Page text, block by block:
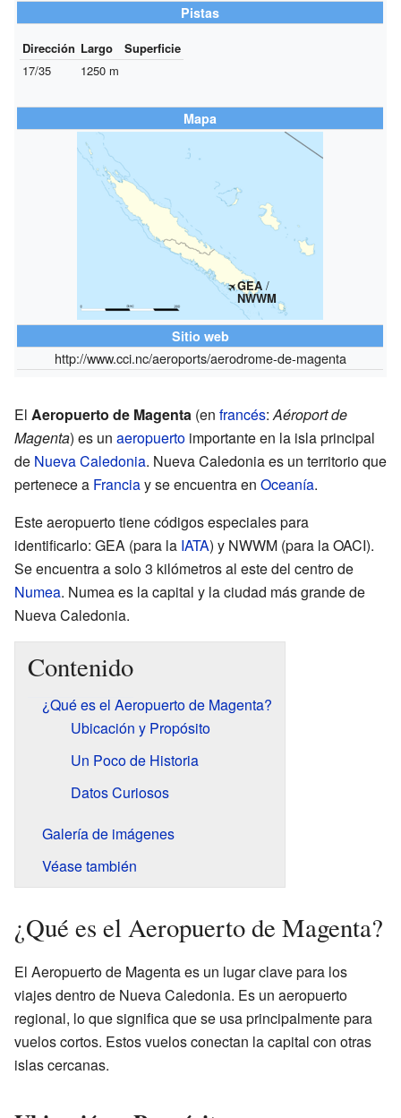
Pistas
Dirección Largo
Superficie
17/35
1250 m
Mapa
GEA/
NWWM
Sitio web
http://www.cci.nc/aeroports/aerodrome-de-magenta
El Aeropuerto de Magenta (en francés:Aéroport de
Magenta) es un aeropuerto importante en la isla principal
de Nueva Caledonia. Nueva Caledonia es un territorio que
pertenece a Franciay se encuentra en Oceanía.
Este aeropuerto tiene códigos especiales para
identificarlo: GEA (para la IATA) y NWWM (para la OACI).
Se encuentra a solo 3 kilómetros al este del centro de
Numea. Numea es la capital y la ciudad más grande de
Nueva Caledonia.
Contenido
¿Qué es el Aeropuerto de Magenta?
Ubicación y Propósito
Un Poco de Historia
Datos Curiosos
Galería de imágenes
Véase también
¿Qué es el Aeropuerto de Magenta?
El Aeropuerto de Magenta es un lugar clave para los
viajes dentro de Nueva Caledonia. Es un aeropuerto
regional, lo que significa que se usa principalmente para
vuelos cortos. Estos vuelos conectan la capital con otras
islas cercanas.